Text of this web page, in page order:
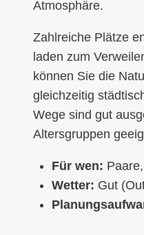
Atmosphäre.
Zahlreiche Plätze
laden zum
können Sie die
gleichzeitig
Wege sind gut
Altersgruppen
Für wen:
Wetter: Gut